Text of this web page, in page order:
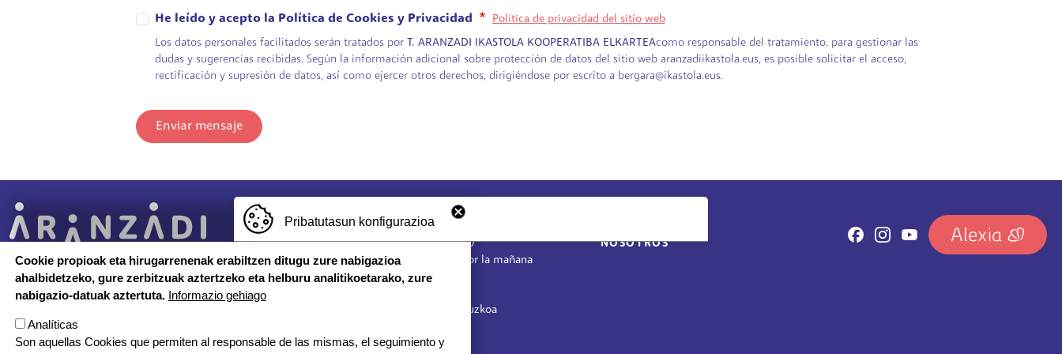
He leído y acepto la Política de Cookies y Privacidad
Política de privacidad del sitio web
Los datos personales facilitados serán tratados por T. ARANZADI IKASTOLA KOOPERATIBA ELKARTEAcomo responsable del tratamiento, para gestionar las
dudas y sugerencias recibidas. Según la información adicional sobre protección de datos del sitio web aranzadiikastola.eus, es posible solicitar el acceso,
rectificación y supresión de datos, así como ejercer otros derechos, dirigiéndose por escrito a bergara@ikastola.eus.
Enviar mensaje
Irudia
Reservados todos los derechos.
Política de cookies
Política de privacidad
HORARIO DE SECRETARÍA:
De lunes a jueves 8:00 - 18:00
Viernes 8:00 - 17:00
Etapa vacacional, por la mañana
20570 Bergara, Gipuzkoa
NOSOTROS
IRUDIA
Pribatutasun konfigurazioa
Cookie propioak eta hirugarrenenak erabiltzen ditugu zure nabigazioa
ahalbidetzeko, gure zerbitzuak aztertzeko eta helburu analitikoetarako, zure
nabigazio-datuak aztertuta. Informazio gehiago
Analíticas
Son aquellas Cookies que permiten al responsable de las mismas, el seguimiento y